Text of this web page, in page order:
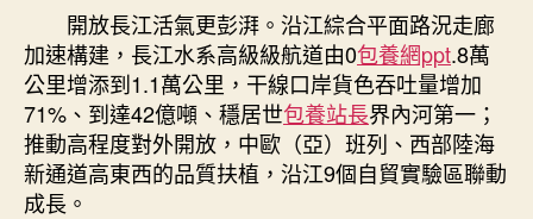
開放長江活氣更彭湃。沿江綜合平面路況走廊
加速構建，長江水系高級級航道由0包養網ppt.8萬
公里增添到1.1萬公里，干線口岸貨色吞吐量增加
71%、到達42億噸、穩居世包養站長界內河第一；
推動高程度對外開放，中歐（亞）班列、西部陸海
新通道高東西的品質扶植，沿江9個自貿實驗區聯動
成長。